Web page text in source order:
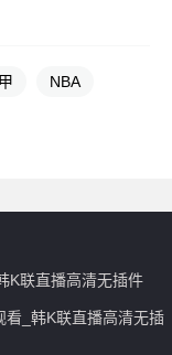
NBA
K联直播高清无插件
_韩K联直播高清无插